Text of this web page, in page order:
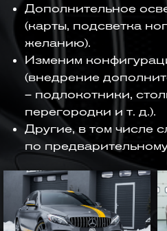
Дополнительное
(карты, подсветка
желанию).
Изменим
(внедрение
– подлокотники,
перегородки и т. д.).
Другие, в том числе
по